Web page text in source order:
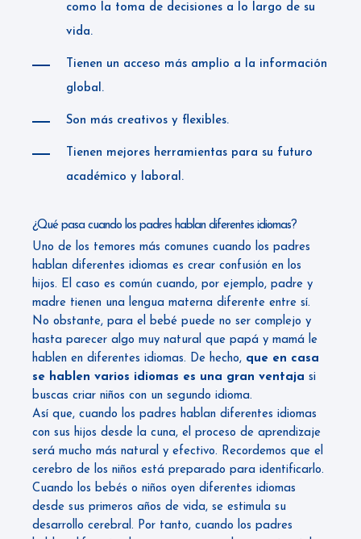
como la toma de decisiones a lo largo de su
vida.
Tienen un acceso más amplio a la información
global.
Son más creativos y flexibles.
Tienen mejores herramientas para su futuro
académico y laboral.
¿Qué pasa cuando los padres hablan diferentes idiomas?
Uno de los temores más comunes cuando los padres
hablan diferentes idiomas es crear confusión en los
hijos. El caso es común cuando, por ejemplo, padre y
madre tienen una lengua materna diferente entre sí.
No obstante, para el bebé puede no ser complejo y
hasta parecer algo muy natural que papá y mamá le
hablen en diferentes idiomas. De hecho, que en casa
se hablen varios idiomas es una gran ventaja si
buscas criar niños con un segundo idioma.
Así que, cuando los padres hablan diferentes idiomas
con sus hijos desde la cuna, el proceso de aprendizaje
será mucho más natural y efectivo. Recordemos que el
cerebro de los niños está preparado para identificarlo.
Cuando los bebés o niños oyen diferentes idiomas
desde sus primeros años de vida, se estimula su
desarrollo cerebral. Por tanto, cuando los padres